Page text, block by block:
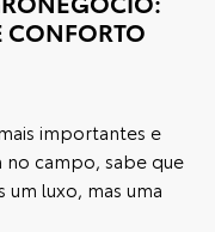
CONFORTO
importantes e
no campo, sabe que
luxo, mas uma